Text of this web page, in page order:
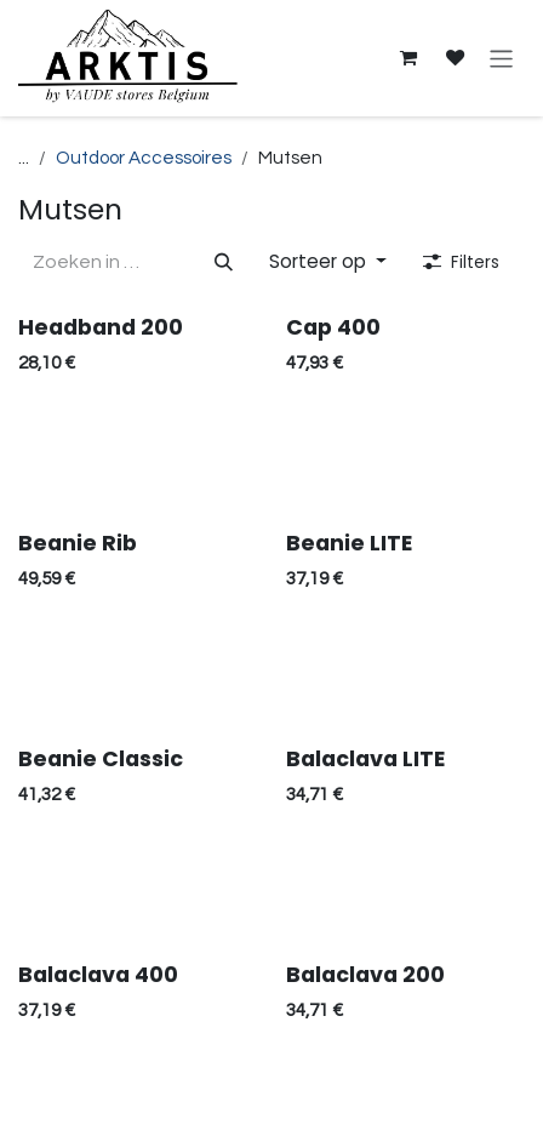
Overslaan naar inhoud
... Outdoor Accessoires Mutsen
Mutsen
Sorteer op Filters
Headband 200
28,10€
Cap 400
47,93€
Beanie Rib
49,59€
Beanie LITE
37,19€
Beanie Classic
41,32€
Balaclava LITE
34,71 €
Balaclava 400
37,19€
Balaclava 200
34,71 €